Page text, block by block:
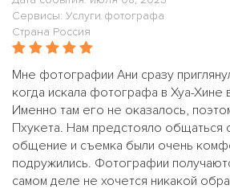
Сервисы: Услуги фотографа
Страна Россия
Мне фотографии Ани сразу
когда искала фотографа в Хуа-Хине
Именно там его не оказалось,
Пхукета. Нам предстояло общаться
общение и съемка были очень
подружились. Фотографии
самом деле не хочется никакой